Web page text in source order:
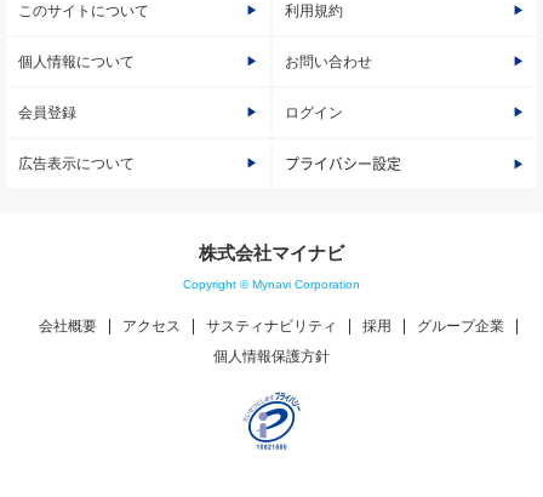
このサイトについて 利用規約
個人情報について お問い合わせ
会員登録 ログイン
広告表示について プライバシー設定
株式会社マイナビ
Copyright © Mynavi Corporation
会社概要 アクセス サスティナビリティ 採用
グループ企業
個人情報保護方針